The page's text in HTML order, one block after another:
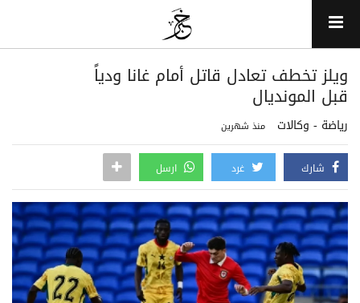
ويلز تخطف تعادل قاتل أمام غانا ودياً
قبل المونديال
رياضة - وكالات منذ شهرين
شارك غرد ارسل